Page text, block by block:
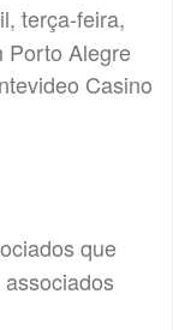
terça-feira,
Porto Alegre
Casino
que